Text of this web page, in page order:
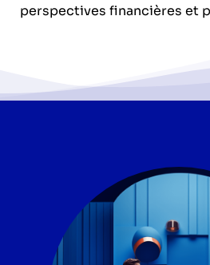
perspectives financières et